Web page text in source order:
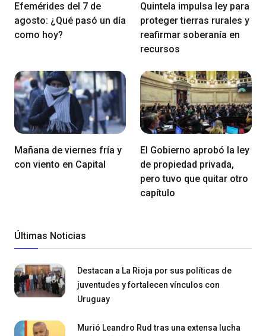
Efemérides del 7 de
agosto: ¿Qué pasó un día
como hoy?
Quintela impulsa ley para
proteger tierras rurales y
reafirmar soberanía en
recursos
Mañana de viernes fría y
con viento en Capital
El Gobierno aprobó la ley
de propiedad privada,
pero tuvo que quitar otro
capítulo
Últimas Noticias
Destacan a La Rioja por sus políticas de
juventudes y fortalecen vínculos con
Uruguay
Murió Leandro Rud tras una extensa lucha